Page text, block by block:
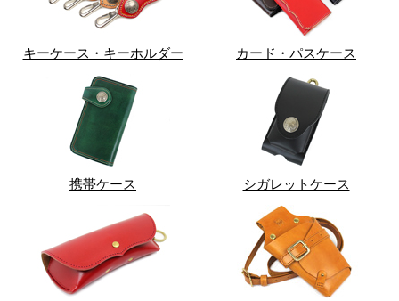
キーケース・キーホルダー カード・パスケース
携帯ケース シガレットケース